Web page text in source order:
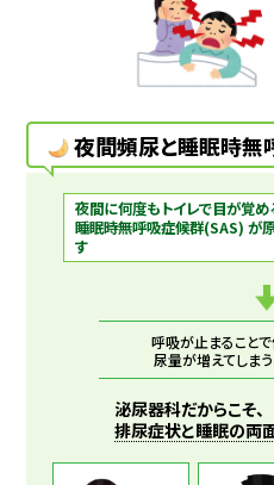
夜間頻尿と睡眠時
夜間に何度もトイレで目が覚め
睡眠時無呼吸症候群(SAS) が
す
呼吸が止まること
尿量が増えてしま
泌尿器科だからこそ、
排尿症状と睡眠の両